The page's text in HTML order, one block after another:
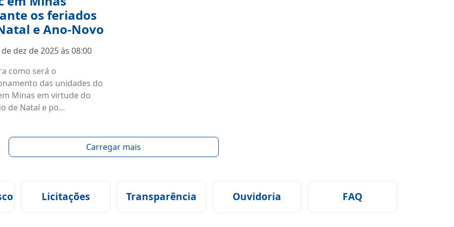
os feriados
e Ano-Novo
dez de 2025 às 08:00
como será o
das unidades do
Minas em virtude do
de Natal e po...
Carregar mais
Licitações Transparência Ouvidoria FAQ